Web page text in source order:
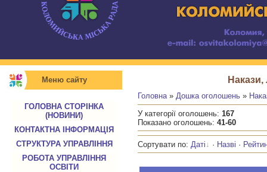
Меню сайту
ГОЛОВНА СТОРІНКА
(НОВИНИ)
КОНТАКТНА ІНФОРМАЦІЯ
СТРУКТУРА УПРАВЛІННЯ
РОБОТА УПРАВЛІННЯ
ОСВІТИ
Головна» Дошка оголошень»
У категорії оголошень: 167
Показано оголошень: 41-60
Сортувати по: Даті · Назві ·